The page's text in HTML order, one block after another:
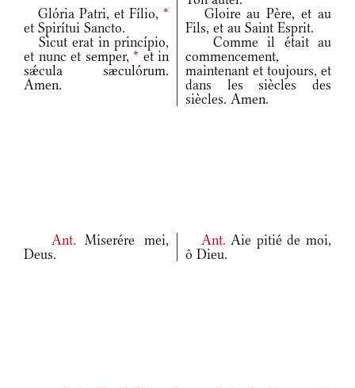
Glória Patri, et Fílio, *
et Spirítui Sancto.
Gloire au Père, et au
Fils, et au Saint Esprit.
Sicut erat in princípio,
et nunc et semper, * et in
sǽcula sæculórum.
Amen.
Comme il était au
commencement,
maintenant et toujours, et
dans les siècles des
siècles. Amen.
Ant.Miserére mei,
Deus.
Ant.Aie pitié de moi,
ô Dieu.